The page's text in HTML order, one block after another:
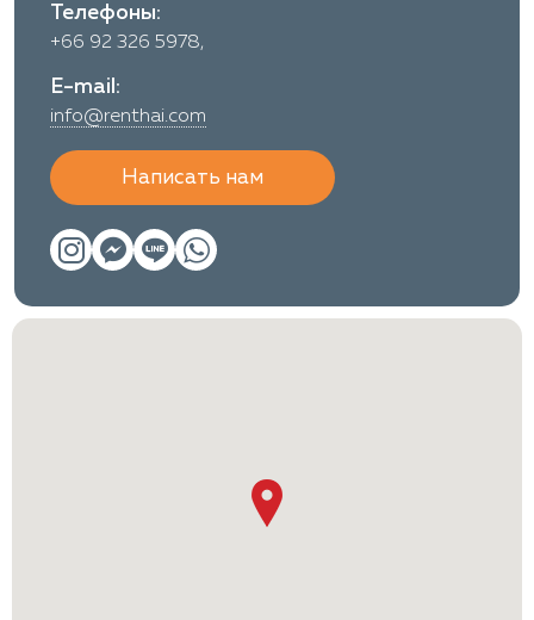
Телефоны:
+66 92 326 5978,
E-mail:
info@renthai.com
Написать нам